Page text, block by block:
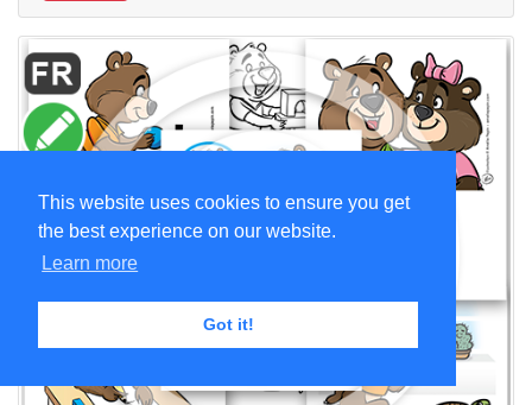
This website uses cookies to ensure you get
the best experience on our website.
Learn more
Got it!